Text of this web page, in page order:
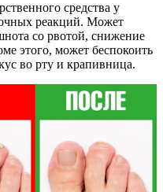
средства у
реакций. Может
со рвотой, снижение
этого, может беспокоить
во рту и крапивница.